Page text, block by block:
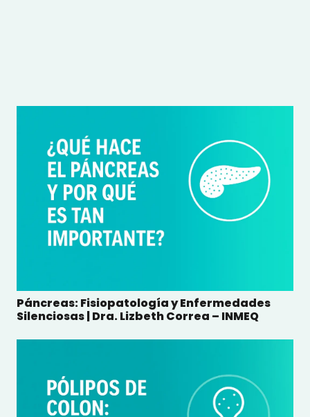
Páncreas: Fisiopatología y Enfermedades
Silenciosas | Dra. Lizbeth Correa – INMEQ